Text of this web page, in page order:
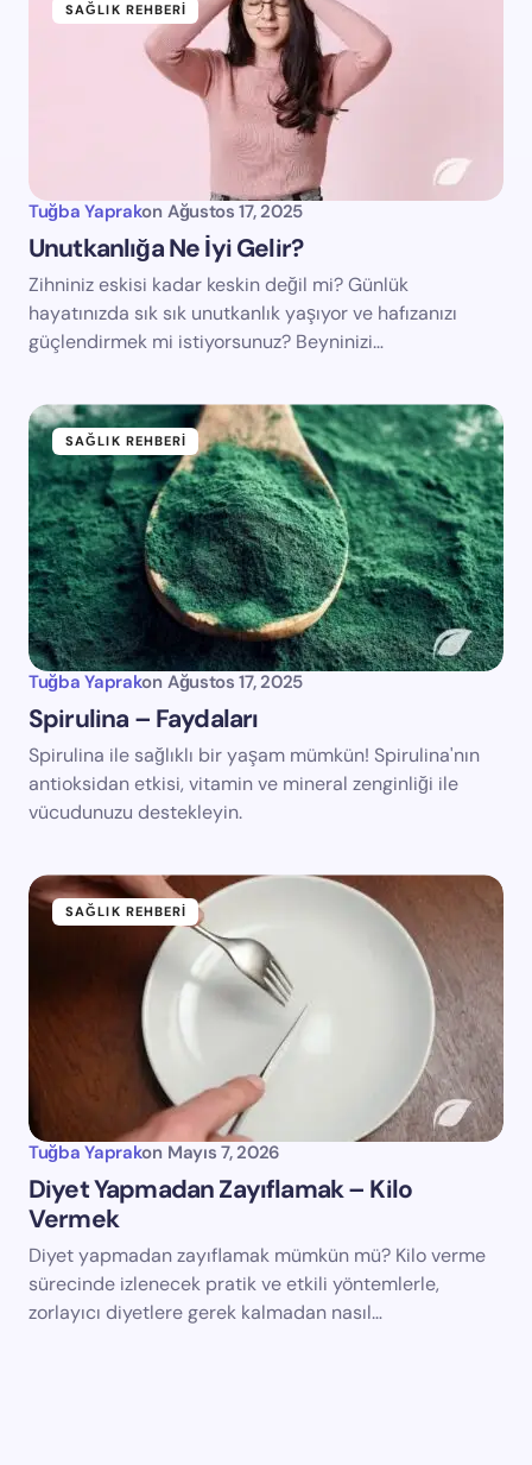
SAĞLIK REHBERI
Tuğba Yaprakon Ağustos 17, 2025
Unutkanlığa Ne İyi Gelir?
Zihniniz eskisi kadar keskin değil mi? Günlük
hayatınızda sık sık unutkanlık yaşıyor ve hafızanızı
güçlendirmek mi istiyorsunuz? Beyninizi…
SAĞLIK REHBERI
Tuğba Yaprakon Ağustos 17, 2025
Spirulina – Faydaları
Spirulina ile sağlıklı bir yaşam mümkün! Spirulina'nın
antioksidan etkisi, vitamin ve mineral zenginliği ile
vücudunuzu destekleyin.
SAĞLIK REHBERI
Tuğba Yaprakon Mayıs 7, 2026
Diyet Yapmadan Zayıflamak – Kilo
Vermek
Diyet yapmadan zayıflamak mümkün mü? Kilo verme
sürecinde izlenecek pratik ve etkili yöntemlerle,
zorlayıcı diyetlere gerek kalmadan nasıl…